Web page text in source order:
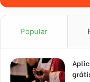
Popular